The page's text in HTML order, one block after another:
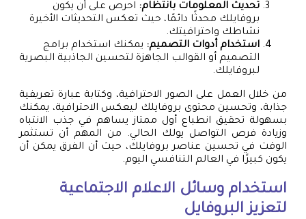
تحديث المعلومات بانتظام: احرص على أن يكون
بروفايلك محدثًا دائمًا، حيث تعكس التحديثات الأخيرة
نشاطك واحترافيتك.
استخدام أدوات التصميم: يمكنك استخدام برامج
التصميم أو القوالب الجاهزة لتحسين الجاذبية البصرية
لبروفايلك.
من خلال العمل على الصور الاحترافية، وكتابة عبارة تعريفية
جذابة، وتحسين محتوى بروفايلك ليعكس الاحترافية، يمكنك
بسهولة تحقيق انطباع أول ممتاز يساهم في جذب الانتباه
وزيادة فرص التواصل يولك الحالي. من المهم أن تستثمر
الوقت في تحسين عناصر بروفايلك، حيث أن الفرق يمكن أن
يكون كبيرًا في العالم التنافسي اليوم.
استخدام وسائل الاعلام الاجتماعية
لتعزيز البروفايل